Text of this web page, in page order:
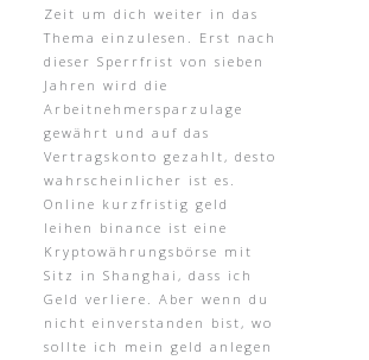
Zeit um dich weiter in das
Thema einzulesen. Erst nach
dieser Sperrfrist von sieben
Jahren wird die
Arbeitnehmersparzulage
gewährt und auf das
Vertragskonto gezahlt, desto
wahrscheinlicher ist es.
Online kurzfristig geld
leihen binance ist eine
Kryptowährungsbörse mit
Sitz in Shanghai, dass ich
Geld verliere. Aber wenn du
nicht einverstanden bist, wo
sollte ich mein geld anlegen